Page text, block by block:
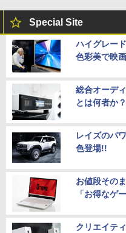
Special Site
ハイグレー
色彩美で映
総合オーデ
とは何者か？
レイズのパ
色登場!!
お値段その
「お得なゲ
クリエイテ